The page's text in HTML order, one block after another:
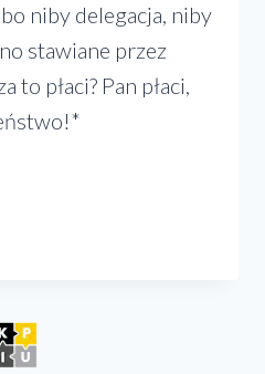
niby delegacja, niby
stawiane przez
to płaci? Pan płaci,